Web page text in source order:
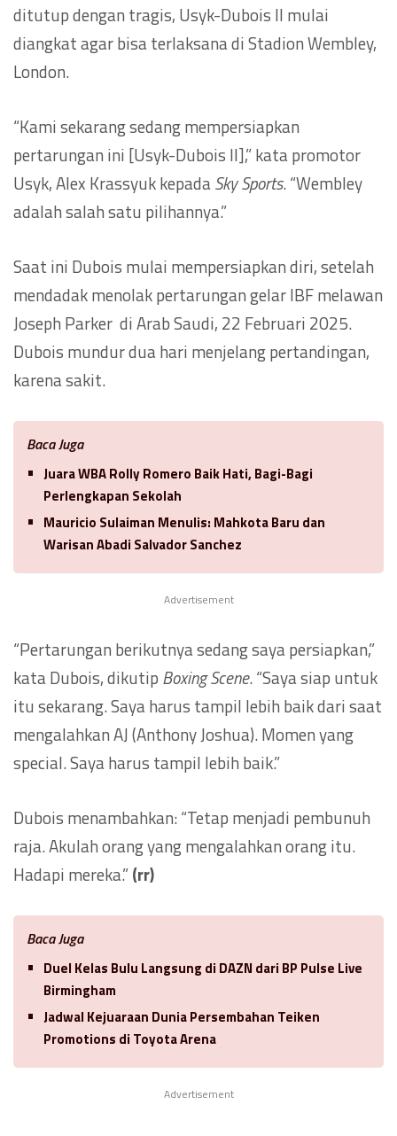
ditutup dengan tragis, Usyk-Dubois II mulai
diangkat agar bisa terlaksana di Stadion Wembley,
London.
“Kami sekarang sedang mempersiapkan
pertarungan ini [Usyk-Dubois II],” kata promotor
Usyk, Alex Krassyuk kepadaSky Sports. “Wembley
adalah salah satu pilihannya.”
Saat ini Dubois mulai mempersiapkan diri, setelah
mendadak menolak pertarungan gelar IBF melawan
Joseph Parker di Arab Saudi, 22 Februari 2025.
Dubois mundur dua hari menjelang pertandingan,
karena sakit.
Baca Juga
Juara WBA Rolly Romero Baik Hati, Bagi-Bagi
Perlengkapan Sekolah
Mauricio Sulaiman Menulis: Mahkota Baru dan
Warisan Abadi Salvador Sanchez
Advertisement
“Pertarungan berikutnya sedang saya persiapkan,”
kata Dubois, dikutip Boxing Scene. “Saya siap untuk
itu sekarang. Saya harus tampil lebih baik dari saat
mengalahkan AJ (Anthony Joshua). Momen yang
special. Saya harus tampil lebih baik.”
Dubois menambahkan: “Tetap menjadi pembunuh
raja. Akulah orang yang mengalahkan orang itu.
Hadapi mereka.”(rr)
Baca Juga
Duel Kelas Bulu Langsung di DAZN dari BP Pulse Live
Birmingham
Jadwal Kejuaraan Dunia Persembahan Teiken
Promotions di Toyota Arena
Advertisement